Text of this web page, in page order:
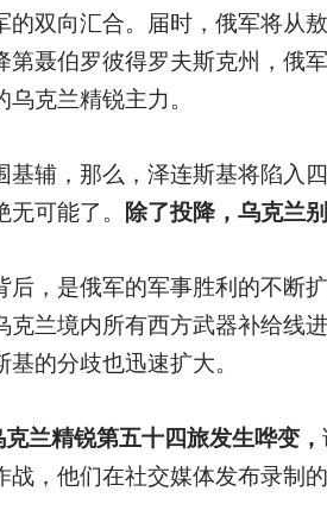
双向汇合。届时，俄军将从
聂伯罗彼得罗夫斯克州，俄
克兰精锐主力。
辅，那么，泽连斯基将陷入
可能了。
除了投降，乌克兰别
，是俄军的军事胜利的不断
兰境内所有西方武器补给线
的分歧也迅速扩大。
兰精锐第五十四旅发生哗变，
，他们在社交媒体发布录制